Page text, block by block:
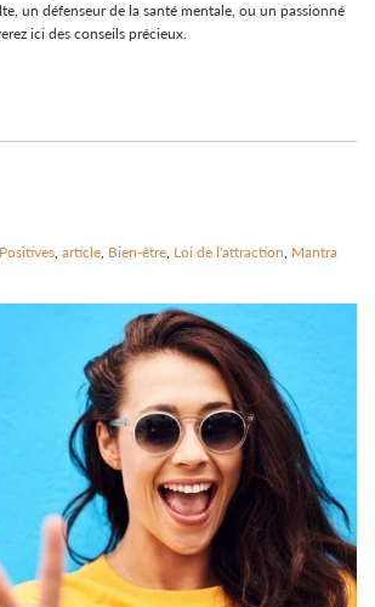
un défenseur de la santé mentale, ou un passionné
ici des conseils précieux.
, article, Bien-être, Loi de l'attraction, Mantra